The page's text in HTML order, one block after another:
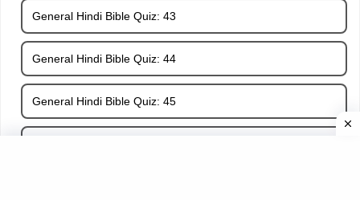
General Hindi Bible Quiz: 43
General Hindi Bible Quiz: 44
General Hindi Bible Quiz: 45